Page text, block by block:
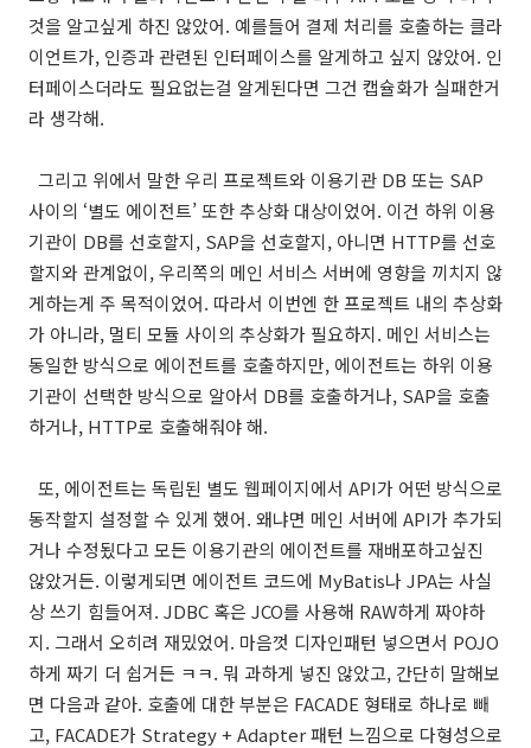
것을 알고싶게 하진 않았어. 예를들어 결제 처리를 호출하는 클라
이언트가, 인증과 관련된 인터페이스를 알게하고 싶지 않았어. 인
터페이스더라도 필요없는걸 알게된다면 그건 캡슐화가 실패한거
라 생각해.
그리고 위에서 말한 우리 프로젝트와 이용기관 DB 또는 SAP
사이의 ‘별도 에이전트’ 또한 추상화 대상이었어. 이건 하위 이용
기관이 DB를 선호할지, SAP을 선호할지, 아니면 HTTP를 선호
할지와 관계없이, 우리쪽의 메인 서비스 서버에 영향을 끼치지 않
게하는게 주 목적이었어. 따라서 이번엔 한 프로젝트 내의 추상화
가 아니라, 멀티 모듈 사이의 추상화가 필요하지. 메인 서비스는
동일한 방식으로 에이전트를 호출하지만, 에이전트는 하위 이용
기관이 선택한 방식으로 알아서 DB를 호출하거나, SAP을 호출
하거나, HTTP로 호출해줘야 해.
또, 에이전트는 독립된 별도 웹페이지에서 API가 어떤 방식으로
동작할지 설정할 수 있게 했어. 왜냐면 메인 서버에 API가 추가되
거나 수정됬다고 모든 이용기관의 에이전트를 재배포하고싶진
않았거든. 이렇게되면 에이전트 코드에 MyBatis나 JPA는 사실
상 쓰기 힘들어져. JDBC 혹은 JCO를 사용해 RAW하게 짜야하
지. 그래서 오히려 재밌었어. 마음껏 디자인패턴 넣으면서 POJO
하게 짜기 더 쉽거든 ㅋㅋ. 뭐 과하게 넣진 않았고, 간단히 말해보
면 다음과 같아. 호출에 대한 부분은 FACADE 형태로 하나로 빼
고, FACADE가 Strategy + Adapter 패턴 느낌으로 다형성으로